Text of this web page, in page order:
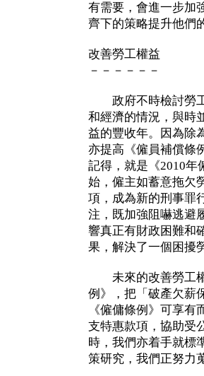
有需要，會進一步加
齊下的策略提升他們
改善勞工權益
－－－－－－
政府不時檢討勞工
和經濟的情況，與時
益的豐收年。因為除
亦提高《僱員補償條
記得，就是《2010年
始，僱主如蓄意拖欠
項，成為新的刑事罪
注，既加強阻嚇逃避
響真正有財政困難和
果，解決了一個困擾
未來的改善勞工權
例》，把「破產欠薪
《僱傭條例》可享
支特惠款項，協助受
時，我們亦着手就標
策研究，我們正努力